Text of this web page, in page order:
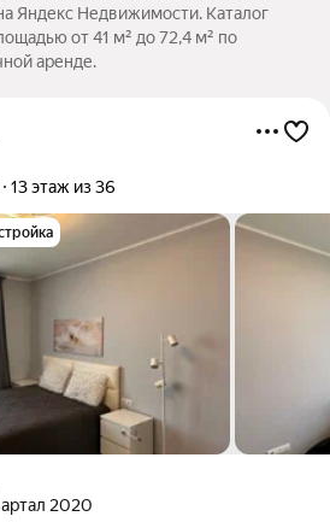
Яндекс Недвижимости. Каталог
от 41 м² до 72,4 м² по
аренде.
13 этаж из 36
2020